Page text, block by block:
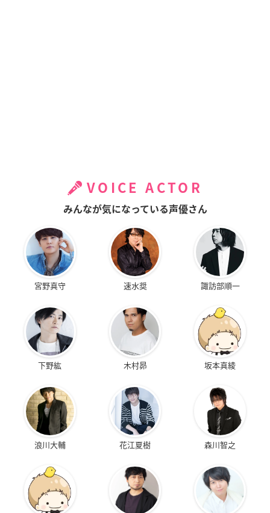
VOICE ACTOR
みんなが気になっている声優さん
宮野真守 速水奨 諏訪部順一
下野紘 木村昴 坂本真綾
浪川大輔 花江夏樹 森川智之